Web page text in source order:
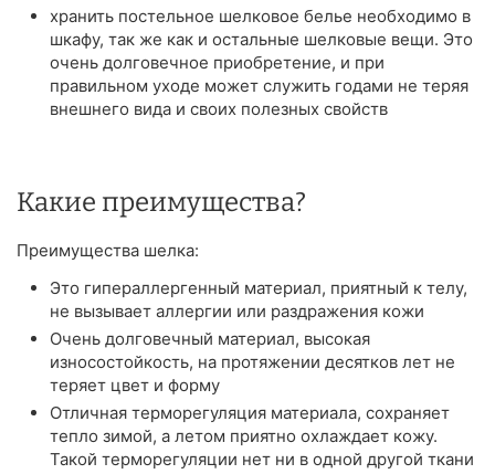
хранить постельное шелковое белье необходимо в
шкафу, так же как и остальные шелковые вещи. Это
очень долговечное приобретение, и при
правильном уходе может служить годами не теряя
внешнего вида и своих полезных свойств
Какие преимущества?
Преимущества шелка:
Это гипераллергенный материал, приятный к телу,
не вызывает аллергии или раздражения кожи
Очень долговечный материал, высокая
износостойкость, на протяжении десятков лет не
теряет цвет и форму
Отличная терморегуляция материала, сохраняет
тепло зимой, а летом приятно охлаждает кожу.
Такой терморегуляции нет ни в одной другой ткани